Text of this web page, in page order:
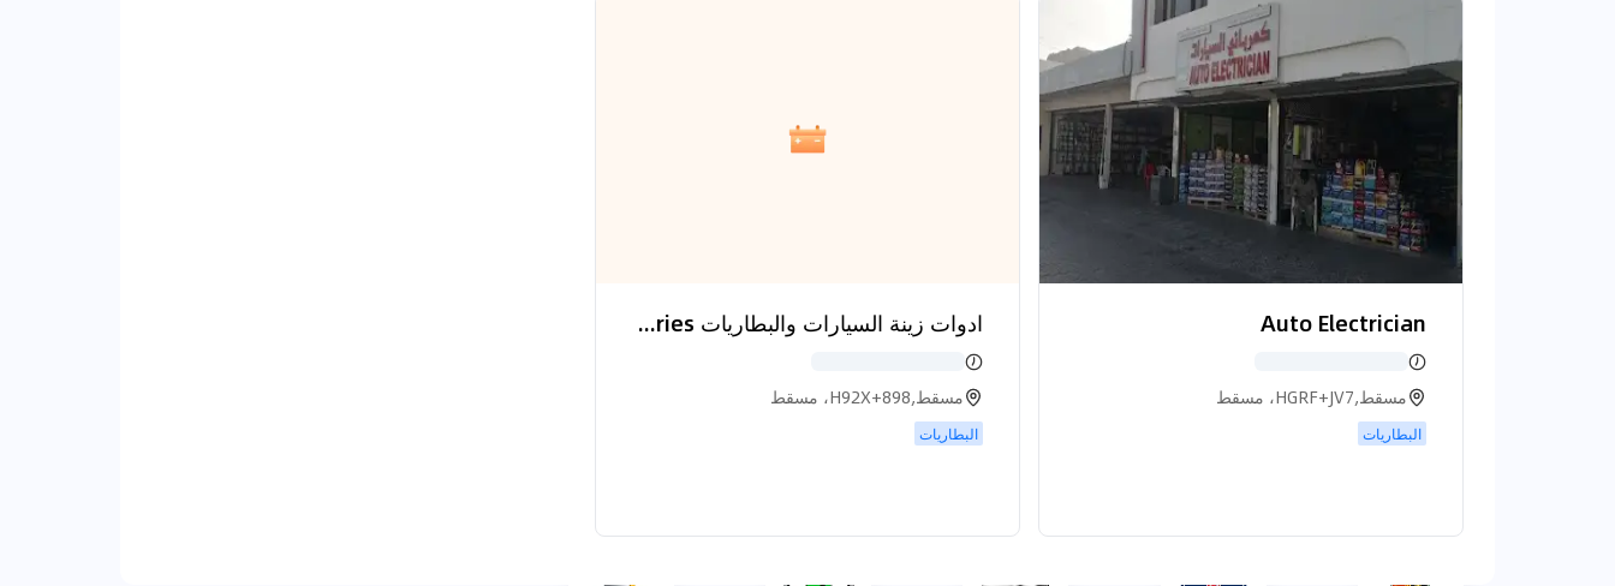
ميني ميتسوبيشي مورغان
أولدز موبيل بيجو Auto Electrician
مسقط,HGRF+JV7، مسقط
البطاريات
ادوات زينة السيارات والبطاريات Car decoration and Batteries
مسقط,H92X+898، مسقط
البطاريات